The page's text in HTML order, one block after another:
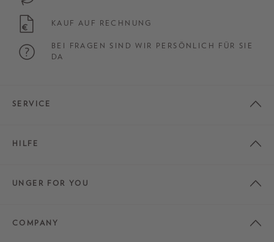
KAUF AUF RECHNUNG
BEI FRAGEN SIND WIR PERSÖNLICH FÜR SIE
DA
SERVICE
HILFE
UNGER FOR YOU
COMPANY